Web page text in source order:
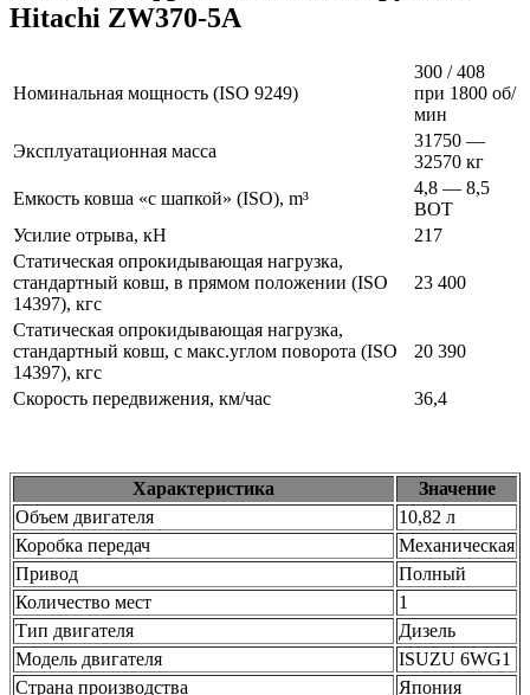
Hitachi ZW370-5A
Номинальная мощность (ISO 9249)
300 / 408
при 1800 об/
мин
Эксплуатационная масса
31750 —
32570 кг
Емкость ковша «с шапкой» (ISO), m³
4,8 — 8,5
ВОТ
Усилие отрыва, кН
217
Статическая опрокидывающая нагрузка,
стандартный ковш, в прямом положении (ISO
14397), кгс
23 400
Статическая опрокидывающая нагрузка,
стандартный ковш, с макс.углом поворота (ISO
14397), кгс
20 390
Скорость передвижения, км/час 36,4
Характеристика
Значение
Объем двигателя
10,82 л
Коробка передач
Механическая
Привод
Полный
Количество мест
1
Тип двигателя
Дизель
Модель двигателя
ISUZU 6WG1
Страна производства
Япония